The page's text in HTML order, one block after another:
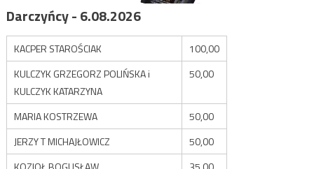
Darczyńcy - 6.08.2026
KACPER STAROŚCIAK
100,00
KULCZYK GRZEGORZ POLIŃSKA i
KULCZYK KATARZYNA
50,00
MARIA KOSTRZEWA
50,00
JERZY T MICHAJŁOWICZ
50,00